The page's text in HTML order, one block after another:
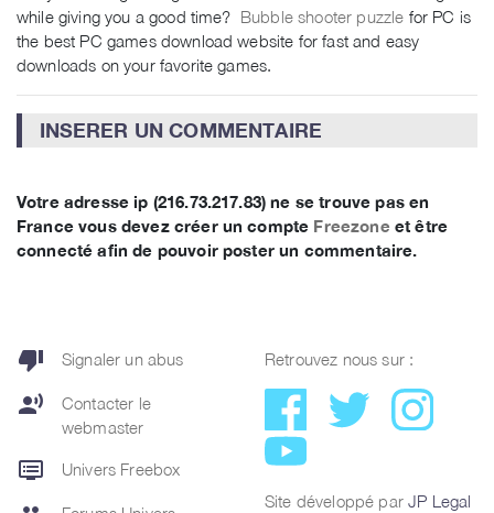
while giving you a good time? Bubble shooter puzzle for PC is
the best PC games download website for fast and easy
downloads on your favorite games.
INSERER UN COMMENTAIRE
Votre adresse ip (216.73.217.83) ne se trouve pas en
France vous devez créer un compte Freezone et être
connecté afin de pouvoir poster un commentaire.
thumb_down Signaler un abus
record_voice_over
Contacter le
webmaster
dvr Univers Freebox
Retrouvez nous sur :
Site développé parJP Legal